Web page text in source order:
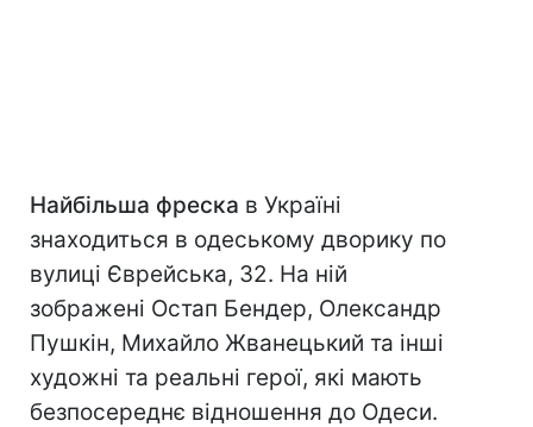
Найбільша фреска в Україні
знаходиться в одеському дворику по
вулиці Єврейська, 32. На ній
зображені Остап Бендер, Олександр
Пушкін, Михайло Жванецький та інші
художні та реальні герої, які мають
безпосереднє відношення до Одеси.